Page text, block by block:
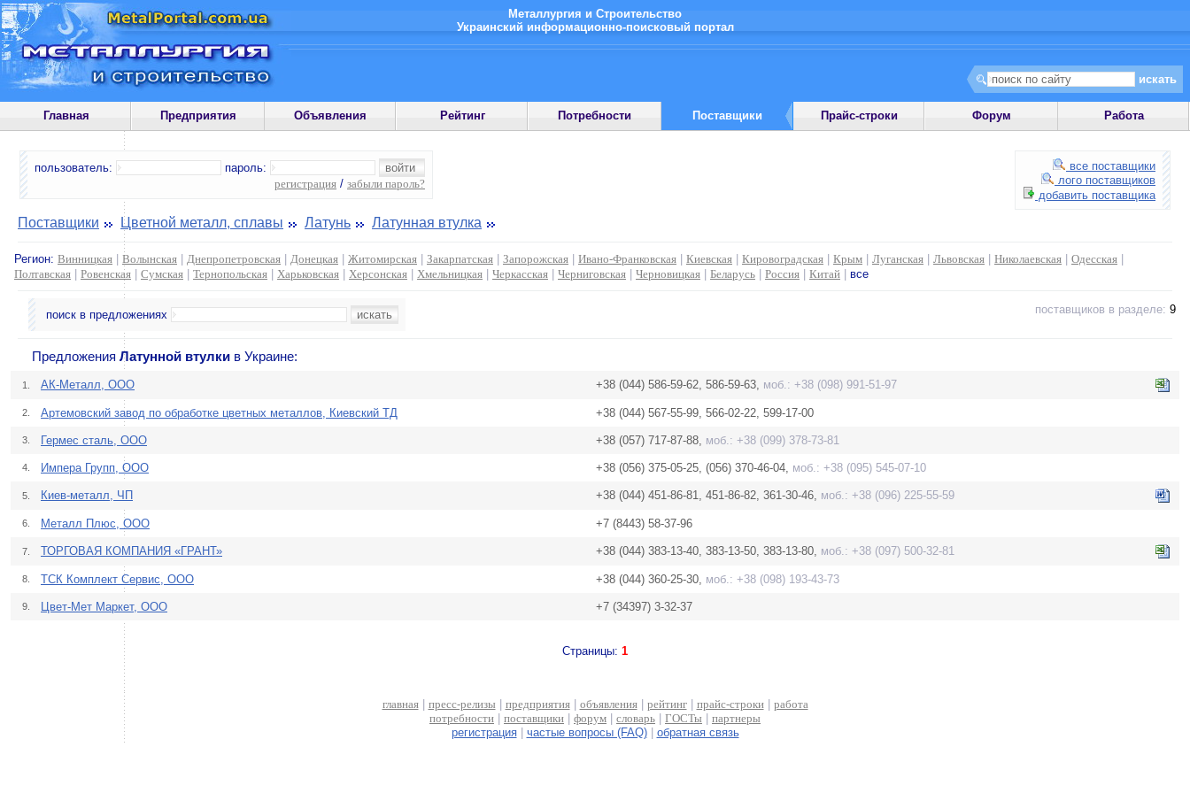
Металлургия и Строительство
Украинский информационно-поисковый портал
Главная Предприятия Объявления Рейтинг Потребности Поставщики Прайс-строки Форум Работа
пользователь:
пароль:
регистрация / забыли пароль?
все поставщики
лого поставщиков
добавить поставщика
Поставщики Цветной металл, сплавы Латунь Латунная втулка
Регион: Винницкая Волынская Днепропетровская Донецкая Житомирская Закарпатская Запорожская Ивано-Франковская Киевская Кировоградская Крым Луганская Львовская Николаевская Одесская
Полтавская
Ровенская Сумская Тернопольская Харьковская Херсонская Хмельницкая Черкасская Черниговская Черновицкая Беларусь Россия Китай все
поиск в предложениях поставщиков в разделе: 9
Предложения Латунной втулки в Украине:
1. АК-Металл, ООО +38 (044) 586-59-62, 586-59-63, моб.: +38 (098) 991-51-97
2. Артемовский завод по обработке цветных металлов, Киевский ТД +38 (044) 567-55-99, 566-02-22, 599-17-00
3. Гермес сталь, ООО +38 (057) 717-87-88, моб.: +38 (099) 378-73-81
4. Импера Групп, ООО +38 (056) 375-05-25, (056) 370-46-04, моб.: +38 (095) 545-07-10
5. Киев-металл, ЧП +38 (044) 451-86-81, 451-86-82, 361-30-46, моб.: +38 (096) 225-55-59
6. Металл Плюс, ООО +7 (8443) 58-37-96
7. ТОРГОВАЯ КОМПАНИЯ «ГРАНТ» +38 (044) 383-13-40, 383-13-50, 383-13-80, моб.: +38 (097) 500-32-81
8. ТСК Комплект Сервис, ООО +38 (044) 360-25-30, моб.: +38 (098) 193-43-73
9. Цвет-Мет Маркет, ООО +7 (34397) 3-32-37
Страницы: 1
главная| пресс-релизы предприятия| объявления| рейтинг| прайс-строки| работа
потребности
поставщики форум словарь ГОСТы
партнеры
регистрация| частые вопросы (FAQ)| обратная связь